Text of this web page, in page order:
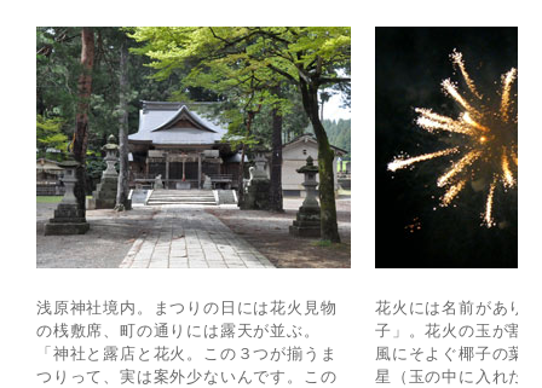
浅原神社境内。まつりの日には花火見物
の桟敷席、町の通りには露天が並ぶ。
「神社と露店と花火。この３つが揃うま
つりって、実は案外少ないんです。この
花火には名前があり
子」。花火の玉が割
風にそよぐ椰子の葉
星（玉の中に入れた